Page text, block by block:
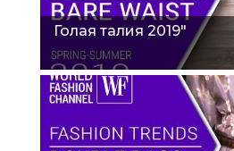
Голая талия 2019"